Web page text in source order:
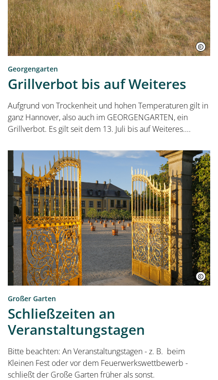
Georgengarten
Grillverbot bis auf Weiteres
Aufgrund von Trockenheit und hohen Temperaturen gilt in
ganz Hannover, also auch im GEORGENGARTEN, ein
Grillverbot. Es gilt seit dem 13. Juli bis auf Weiteres....
Großer Garten
Schließzeiten an
Veranstaltungstagen
Bitte beachten: An Veranstaltungstagen - z. B. beim
Kleinen Fest oder vor dem Feuerwerkswettbewerb -
schließt der Große Garten früher als sonst.